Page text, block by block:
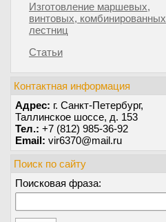
Изготовление маршевых,
винтовых, комбинированных
лестниц
Статьи
Контактная информация
Адрес: г. Санкт-Петербург,
Таллинское шоссе, д. 153
Тел.: +7 (812) 985-36-92
Email: vir6370@mail.ru
Поиск по сайту
Поисковая фраза: